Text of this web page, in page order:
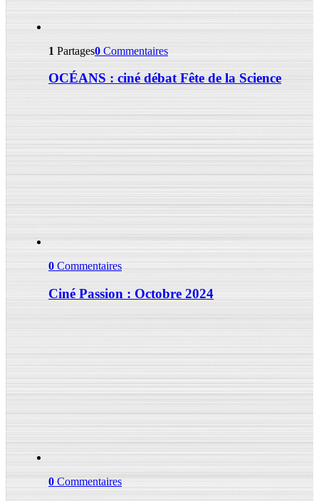
1 Partages0 Commentaires
OCÉANS : ciné débat Fête de la Science
0 Commentaires
Ciné Passion : Octobre 2024
0 Commentaires